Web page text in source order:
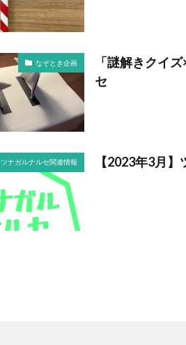
なぞとき企画
「謎解きクイ
セ
ツナガルナルセ関連情報 【2023年3月